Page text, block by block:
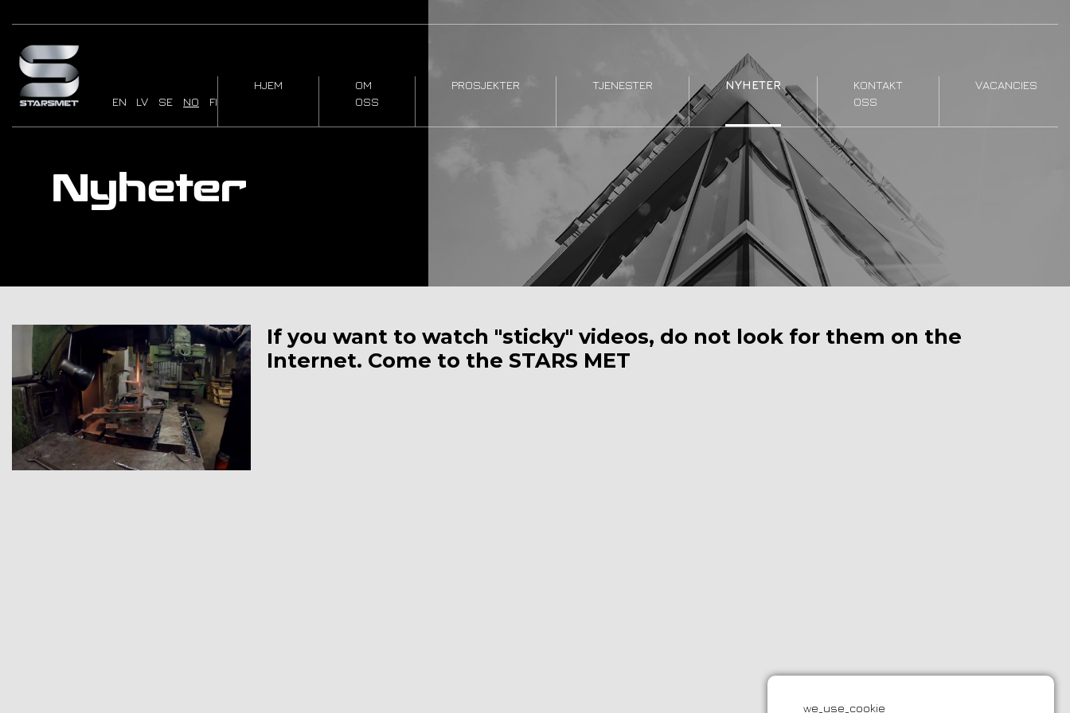
we_use_cookie
EN LV SE NO FI
HJEM
OM
OSS
PROSJEKTER TJENESTER NYHETER
KONTAKT
OSS
VACANCIES
Nyheter
If you want to watch "sticky" videos, do not look for them on the
Internet. Come to the STARS MET